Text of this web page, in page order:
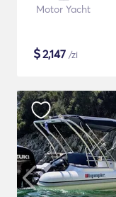
Motor Yacht
$2,147 /zi